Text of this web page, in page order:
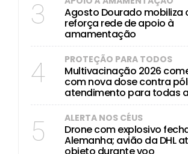
3 Agosto Dourado mobiliza
reforça rede de apoio à
amamentação
4 PROTEÇÃO PARA TODOS
Multivacinação 2026
com nova dose contra
atendimento para todas
5 ALERTA NOS CÉUS
Drone com explosivo
Alemanha; avião da DHL